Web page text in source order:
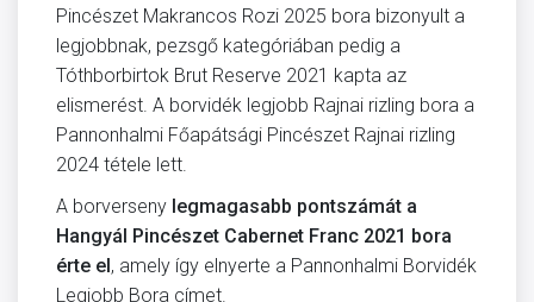
Pincészet Makrancos Rozi 2025 bora bizonyult a
legjobbnak, pezsgő kategóriában pedig a
Tóthborbirtok Brut Reserve 2021 kapta az
elismerést. A borvidék legjobb Rajnai rizling bora a
Pannonhalmi Főapátsági Pincészet Rajnai rizling
2024 tétele lett.
A borverseny legmagasabb pontszámát a
Hangyál Pincészet Cabernet Franc 2021 bora
érte el, amely így elnyerte a Pannonhalmi Borvidék
Legjobb Bora címet.